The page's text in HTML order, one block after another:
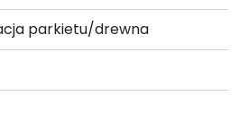
parkietu/drewna